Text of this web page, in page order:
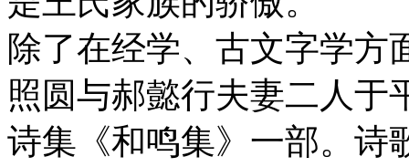
除了在经学、古文字学方
照圆与郝懿行夫妻二人于
诗集《和鸣集》一部。诗